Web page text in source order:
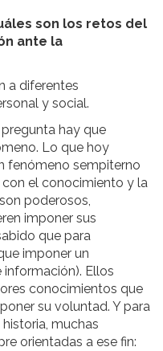
son los retos del
ante la
a diferentes
y social.
hay que
Lo que hoy
fenómeno sempiterno
con el conocimiento y la
poderosos,
imponer sus
que para
imponer un
información). Ellos
conocimientos que
su voluntad. Y para
muchas
orientadas a ese fin: